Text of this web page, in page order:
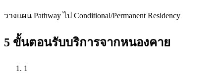
วางแผน Pathway ไป Conditional/Permanent Residency
5 ขั้นตอนรับบริการจากหนองคาย
1